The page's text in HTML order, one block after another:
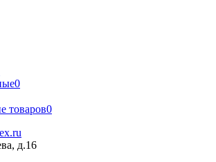
0
товаров0
д.16